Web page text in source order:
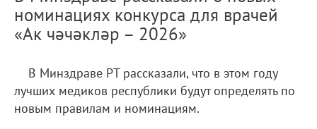
номинациях конкурса для врачей
«Ак чәчәкләр – 2026»
В Минздраве РТ рассказали, что в этом году
лучших медиков республики будут определять по
новым правилам и номинациям.